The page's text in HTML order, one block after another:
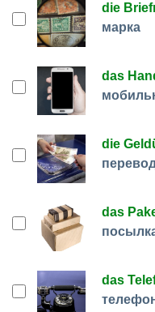
die
марка
das
die
das
das